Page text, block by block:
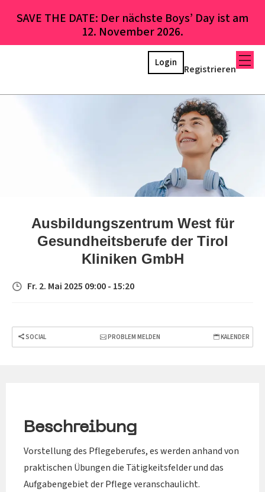
SAVE THE DATE: Der nächste Boys’ Day ist am
12. November 2026.
Registrieren
Login
Ausbildungszentrum West für
Gesundheitsberufe der Tirol
Kliniken GmbH
Fr. 2. Mai 2025 09:00 - 15:20
SOCIAL PROBLEM MELDEN KALENDER
Beschreibung
Vorstellung des Pflegeberufes, es werden anhand von
praktischen Übungen die Tätigkeitsfelder und das
Aufgabengebiet der Pflege veranschaulicht.